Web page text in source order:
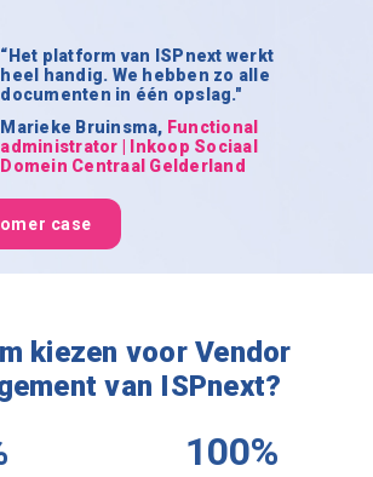
“Het platform van ISPnext werkt
heel handig. We hebben zo alle
documenten in één opslag."
Marieke Bruinsma, Functional
administrator | Inkoop Sociaal
Domein Centraal Gelderland
case
kiezen voor Vendor
van ISPnext?
100%